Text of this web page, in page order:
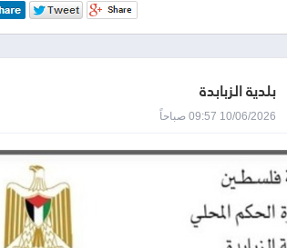
بلدية الزبابدة
10/06/2026 09:57 صباحاً